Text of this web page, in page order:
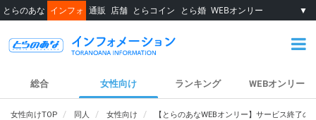
とらのあな インフォ 通販 店舗 とらコイン とら婚 WEBオンリー ▼
総合 女性向け ランキング WEBオンリー
女性向けTOP 同人 女性向け 【とらのあなWEBオンリー】サービス終了の